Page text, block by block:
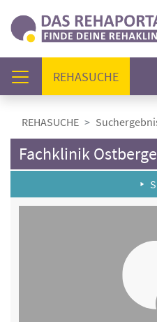
REHASUCHE
REHASUCHE
Fachklinik Ostberge